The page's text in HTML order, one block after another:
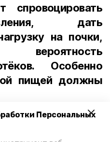
Персональных
спровоцировать
дать
на почки,
Особенно
пищей должны
безопасной
30-50 граммов